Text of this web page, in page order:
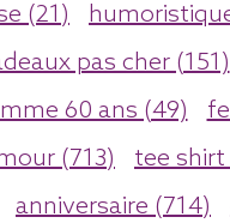
(21)
pas cher (151)
60 ans (49)
(713) tee
anniversaire (714)